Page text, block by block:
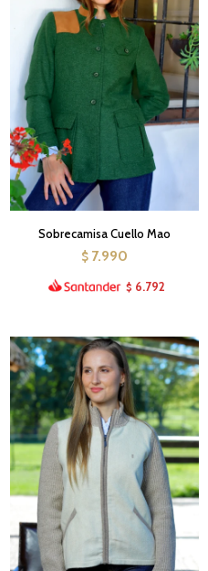
Sobrecamisa Cuello Mao
$ 7.990
$ 6.792